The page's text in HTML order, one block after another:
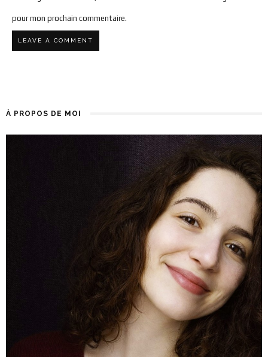
pour mon prochain commentaire.
À PROPOS DE MOI